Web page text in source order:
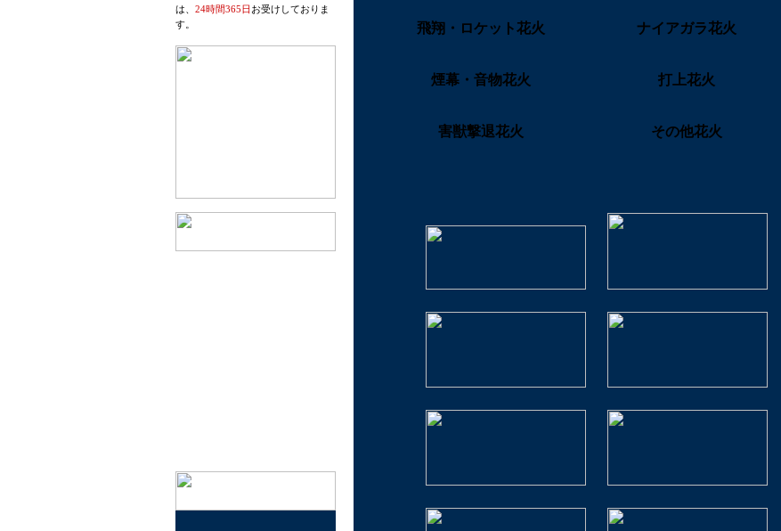
は、 24時間365日 お受けしておりま
す。
飛翔・ロケット花火 ナイアガラ花火
煙幕・音物花火 打上花火
害獣撃退花火 その他花火